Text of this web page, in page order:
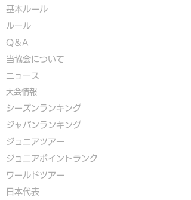
基本ルール
ルール
Q＆A
​当協会について
​ニュース
大会情報
シーズンランキング
ジャパンランキング
ジュニアツアー
ジュニアポイントランク
​ワールドツアー
​​日本代表